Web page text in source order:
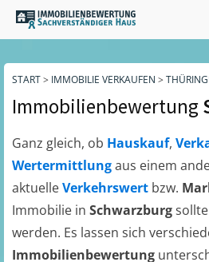
START> IMMOBILIE VERKAUFEN >
Immobilienbewertung
Ganz gleich, ob Hauskauf,
Wertermittlungaus einem
aktuelleVerkehrswert bzw.
Immobilie in Schwarzburg
werden. Es lassen sich
Immobilienbewertung